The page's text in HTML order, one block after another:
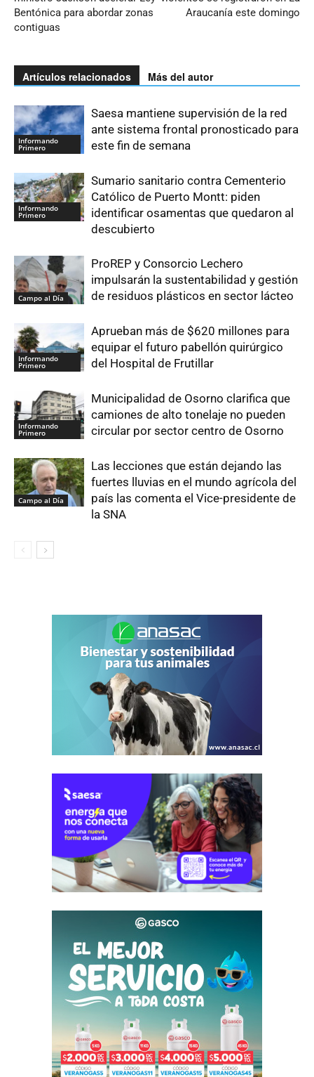
Bentónica para abordar zonas
contiguas
Araucanía este domingo
Artículos relacionados Más del autor
Informando
Primero
Saesa mantiene supervisión de la red
ante sistema frontal pronosticado para
este fin de semana
Informando
Primero
Sumario sanitario contra Cementerio
Católico de Puerto Montt: piden
identificar osamentas que quedaron al
descubierto
Campo al Día
ProREP y Consorcio Lechero
impulsarán la sustentabilidad y gestión
de residuos plásticos en sector lácteo
Informando
Primero
Aprueban más de $620 millones para
equipar el futuro pabellón quirúrgico
del Hospital de Frutillar
Informando
Primero
Municipalidad de Osorno clarifica que
camiones de alto tonelaje no pueden
circular por sector centro de Osorno
Campo al Día
Las lecciones que están dejando las
fuertes lluvias en el mundo agrícola del
país las comenta el Vice-presidente de
la SNA